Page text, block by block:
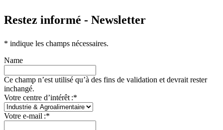
Restez informé - Newsletter
* indique les champs nécessaires.
Name
Ce champ n’est utilisé qu’à des fins de validation et devrait rester
inchangé.
Votre centre d’intérêt :*
Votre e-mail :*